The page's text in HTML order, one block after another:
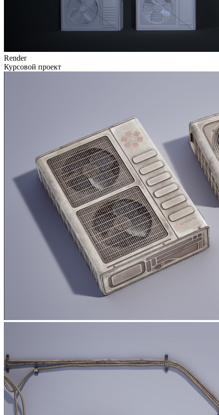
Render
Курсовой проект